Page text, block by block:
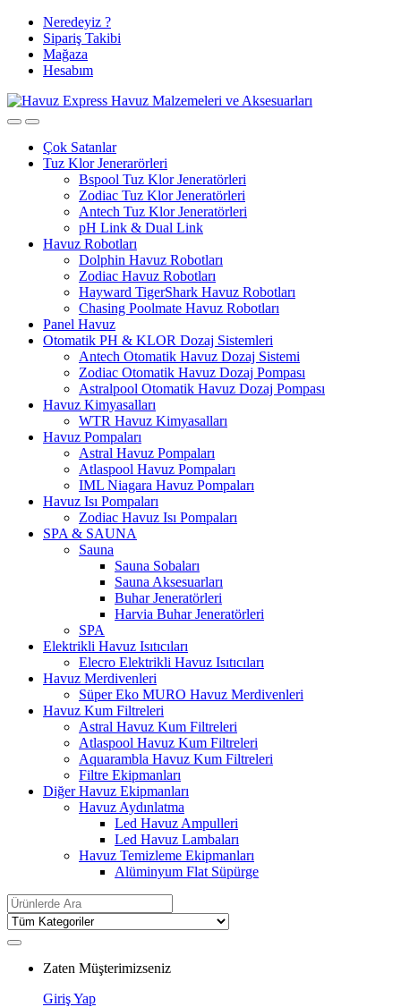
Skip
navigation
Skip
content
Neredeyiz ?
Sipariş Takibi
Mağaza
Hesabım
Çok Satanlar
Tuz Klor Jenerarörleri
Bspool Tuz Klor Jeneratörleri
Zodiac Tuz Klor Jeneratörleri
Antech Tuz Klor Jeneratörleri
pH Link & Dual Link
Havuz Robotları
Dolphin Havuz Robotları
Zodiac Havuz Robotları
Hayward TigerShark Havuz Robotları
Chasing Poolmate Havuz Robotları
Panel Havuz
Otomatik PH & KLOR Dozaj Sistemleri
Antech Otomatik Havuz Dozaj Sistemi
Zodiac Otomatik Havuz Dozaj Pompası
Astralpool Otomatik Havuz Dozaj Pompası
Havuz Kimyasalları
WTR Havuz Kimyasalları
Havuz Pompaları
Astral Havuz Pompaları
Atlaspool Havuz Pompaları
IML Niagara Havuz Pompaları
Havuz Isı Pompaları
Zodiac Havuz Isı Pompaları
SPA & SAUNA
Sauna
Sauna Sobaları
Sauna Aksesuarları
Buhar Jeneratörleri
Harvia Buhar Jeneratörleri
SPA
Elektrikli Havuz Isıtıcıları
Elecro Elektrikli Havuz Isıtıcıları
Havuz Merdivenleri
Süper Eko MURO Havuz Merdivenleri
Havuz Kum Filtreleri
Astral Havuz Kum Filtreleri
Atlaspool Havuz Kum Filtreleri
Aquarambla Havuz Kum Filtreleri
Filtre Ekipmanları
Diğer Havuz Ekipmanları
Havuz Aydınlatma
Led Havuz Ampulleri
Led Havuz Lambaları
Havuz Temizleme Ekipmanları
Alüminyum Flat Süpürge
Search
for:
Zaten Müşterimizseniz
Giriş Yap
Ücretsiz Kargo ve %3 Havale İndirimi